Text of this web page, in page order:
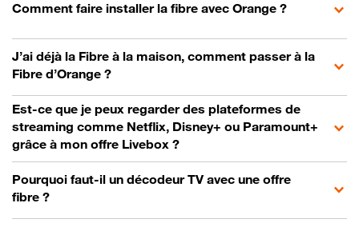
Comment faire installer la fibre avec Orange ?
J’ai déjà la Fibre à la maison, comment passer à la
Fibre d’Orange ?
Est-ce que je peux regarder des plateformes de
streaming comme Netflix, Disney+ ou Paramount+
grâce à mon offre Livebox ?
Pourquoi faut-il un décodeur TV avec une offre
fibre ?